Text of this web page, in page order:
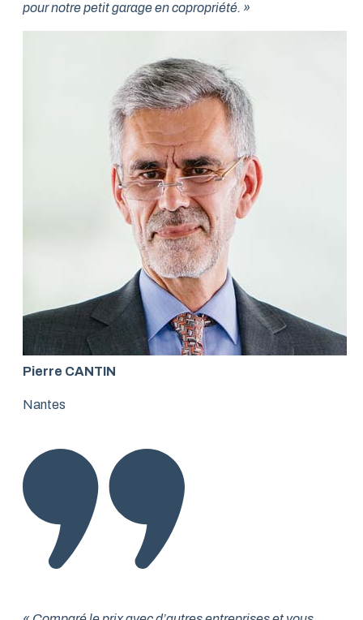
pour notre petit garage en copropriété. »
Pierre CANTIN
Nantes